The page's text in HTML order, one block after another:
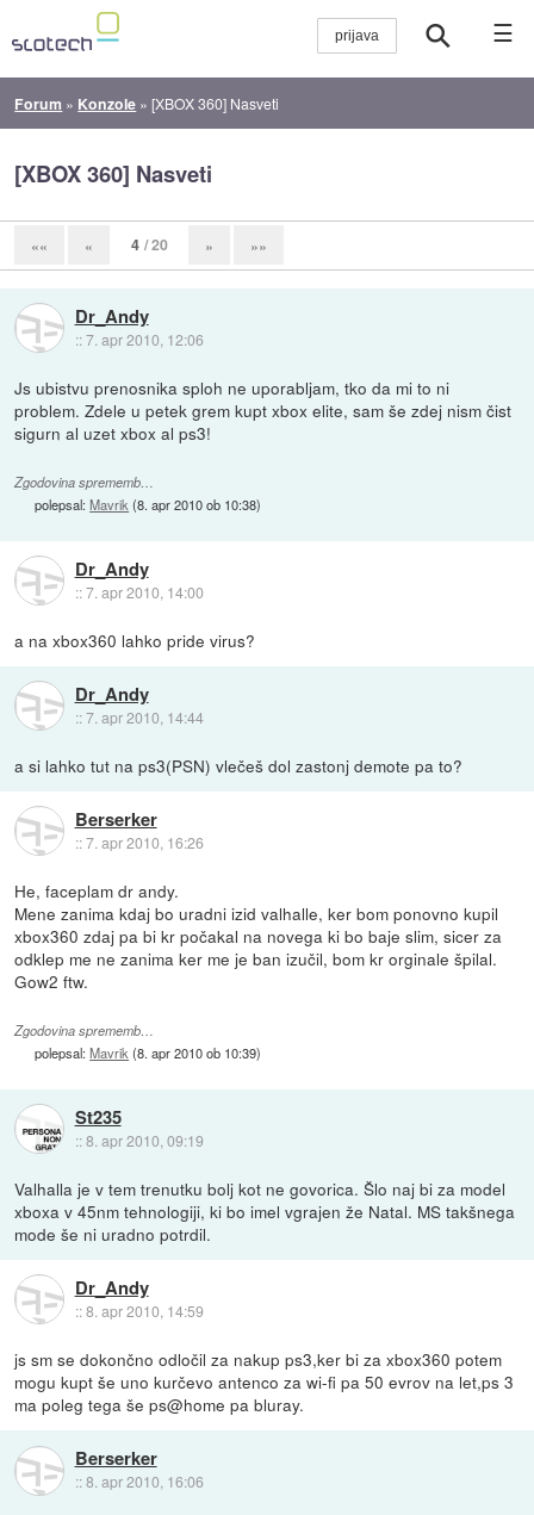
☰
Forum » Konzole »[XBOX 360] Nasveti
[XBOX 360] Nasveti
«« « 4 / 20 » »»
Dr_Andy
::7. apr 2010, 12:06
Js ubistvu prenosnika sploh ne uporabljam, tko da mi to ni
problem. Zdele u petek grem kupt xbox elite, sam še zdej nism čist
sigurn al uzet xbox al ps3!
Zgodovina sprememb…
polepsal:Mavrik (8. apr 2010 ob 10:38)
Dr_Andy
::7. apr 2010, 14:00
a na xbox360 lahko pride virus?
Dr_Andy
::7. apr 2010, 14:44
a si lahko tut na ps3(PSN) vlečeš dol zastonj demote pa to?
Berserker
::7. apr 2010, 16:26
He, faceplam dr andy.
Mene zanima kdaj bo uradni izid valhalle, ker bom ponovno kupil
xbox360 zdaj pa bi kr počakal na novega ki bo baje slim, sicer za
odklep me ne zanima ker me je ban izučil, bom kr orginale špilal.
Gow2 ftw.
Zgodovina sprememb…
polepsal:Mavrik (8. apr 2010 ob 10:39)
St235
::8. apr 2010, 09:19
Valhalla je v tem trenutku bolj kot ne govorica. Šlo naj bi za model
xboxa v 45nm tehnologiji, ki bo imel vgrajen že Natal. MS takšnega
mode še ni uradno potrdil.
Dr_Andy
::8. apr 2010, 14:59
js sm se dokončno odločil za nakup ps3,ker bi za xbox360 potem
mogu kupt še uno kurčevo antenco za wi-fi pa 50 evrov na let,ps 3
ma poleg tega še ps@home pa bluray.
Berserker
::8. apr 2010, 16:06